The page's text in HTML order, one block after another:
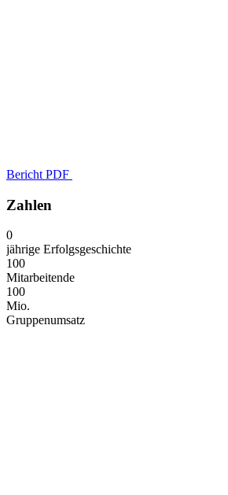
Bericht PDF
Zahlen
0
jährige Erfolgsgeschichte
100
Mitarbeitende
100
Mio.
Gruppenumsatz